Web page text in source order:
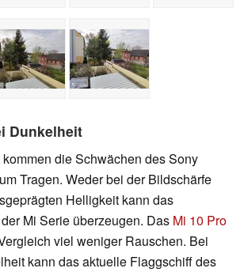
Dunkelheit
die Schwächen des Sony
Tragen. Weder bei der Bildschärfe
Helligkeit kann das
Mi Serie überzeugen. Das Mi 10 Pro
viel weniger Rauschen. Bei
kann das aktuelle Flaggschiff des